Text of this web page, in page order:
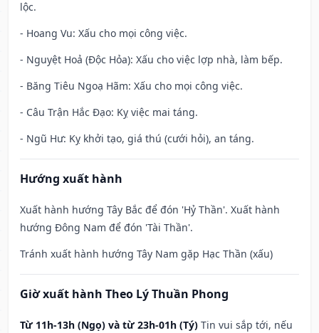
lộc.
- Hoang Vu: Xấu cho mọi công việc.
- Nguyệt Hoả (Độc Hỏa): Xấu cho việc lợp nhà, làm bếp.
- Băng Tiêu Ngoạ Hãm: Xấu cho mọi công việc.
- Câu Trận Hắc Đạo: Kỵ việc mai táng.
- Ngũ Hư: Kỵ khởi tạo, giá thú (cưới hỏi), an táng.
Hướng xuất hành
Xuất hành hướng Tây Bắc để đón 'Hỷ Thần'. Xuất hành
hướng Đông Nam để đón 'Tài Thần'.
Tránh xuất hành hướng Tây Nam gặp Hạc Thần (xấu)
Giờ xuất hành Theo Lý Thuần Phong
Từ 11h-13h (Ngọ) và từ 23h-01h (Tý) Tin vui sắp tới, nếu